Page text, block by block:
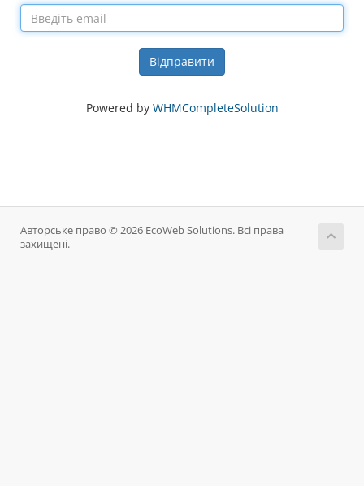
Відправити
Powered by WHMCompleteSolution
Авторське право © 2026 EcoWeb Solutions. Всі права
захищені.